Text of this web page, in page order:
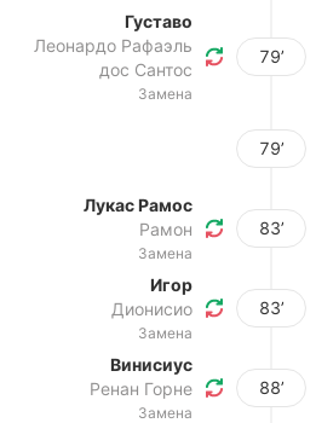
Густаво
Леонардо Рафаэль
дос Сантос
Замена
79’
79’
Лукас Рамос
Рамон
Замена
83’
Игор
Дионисио
Замена
83’
Винисиус
Ренан Горне
Замена
88’